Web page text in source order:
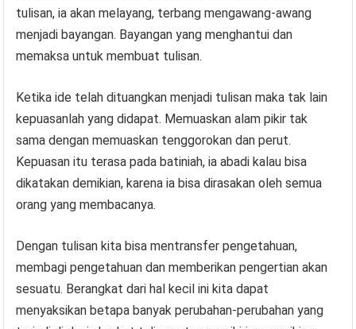
tulisan, ia akan melayang, terbang mengawang-awang
menjadi bayangan. Bayangan yang menghantui dan
memaksa untuk membuat tulisan.
Ketika ide telah dituangkan menjadi tulisan maka tak lain
kepuasanlah yang didapat. Memuaskan alam pikir tak
sama dengan memuaskan tenggorokan dan perut.
Kepuasan itu terasa pada batiniah, ia abadi kalau bisa
dikatakan demikian, karena ia bisa dirasakan oleh semua
orang yang membacanya.
Dengan tulisan kita bisa mentransfer pengetahuan,
membagi pengetahuan dan memberikan pengertian akan
sesuatu. Berangkat dari hal kecil ini kita dapat
menyaksikan betapa banyak perubahan-perubahan yang